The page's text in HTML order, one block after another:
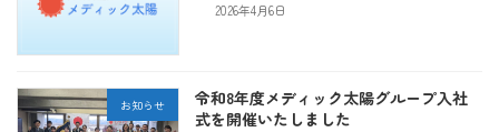
2026年4月6日
お知らせ
令和8年度メディック太陽グループ入社
式を開催いたしました